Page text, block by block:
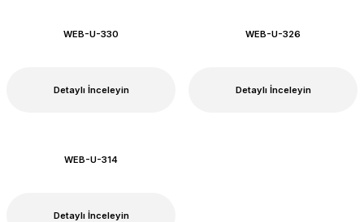
WEB-U-330
Detaylı İnceleyin
WEB-U-326
Detaylı İnceleyin
WEB-U-314
Detaylı İnceleyin